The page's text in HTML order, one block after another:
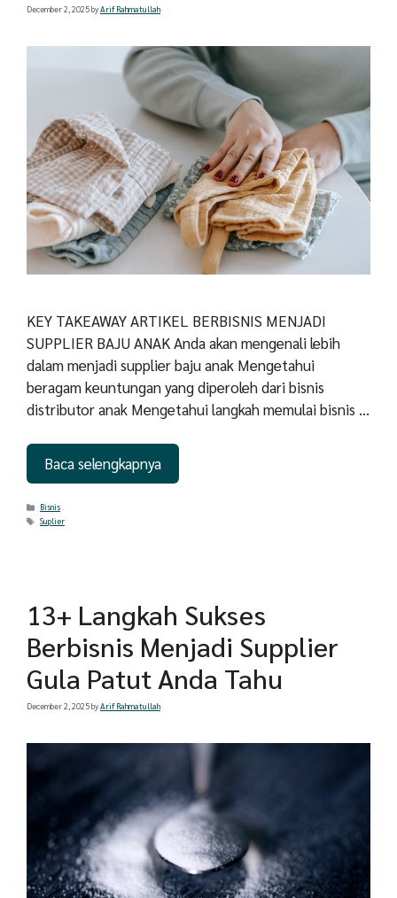
December 2, 2025byArif Rahmatullah
KEY TAKEAWAY ARTIKEL BERBISNIS MENJADI
SUPPLIER BAJU ANAK Anda akan mengenali lebih
dalam menjadi supplier baju anak Mengetahui
beragam keuntungan yang diperoleh dari bisnis
distributor anak Mengetahui langkah memulai bisnis …
Baca selengkapnya
Categories
Bisnis
Tags
Suplier
13+ Langkah Sukses
Berbisnis Menjadi Supplier
Gula Patut Anda Tahu
December 2, 2025byArif Rahmatullah